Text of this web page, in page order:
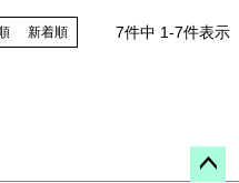
新着順 7件中 1-7件表示